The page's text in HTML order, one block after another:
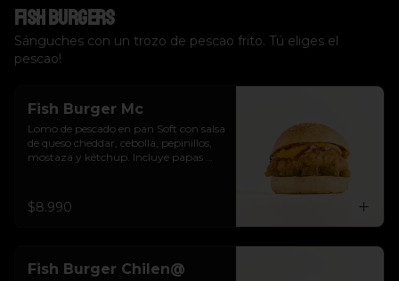
Fish Burgers
Sánguches con un trozo de pescao frito. Tú eliges el
pescao!
Fish Burger Mc
Lomo de pescado en pan Soft con salsa
de queso cheddar, cebolla, pepinillos,
mostaza y kétchup. Incluye papas
$8.990
Fish Burger Chilen@